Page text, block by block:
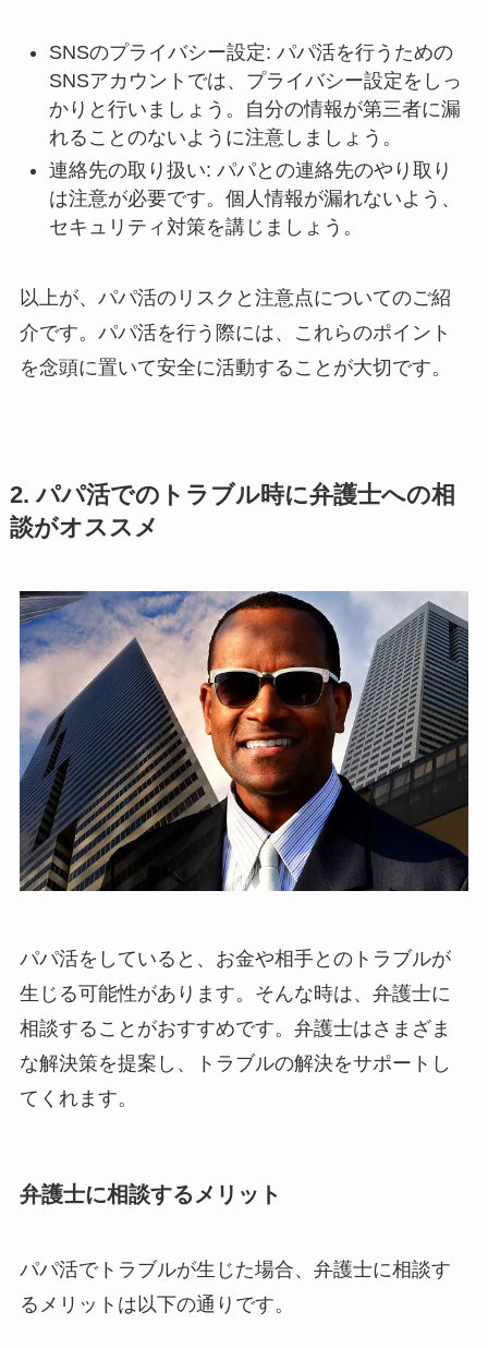
SNSのプライバシー設定: パパ活を行うための
SNSアカウントでは、プライバシー設定をしっ
かりと行いましょう。自分の情報が第三者に漏
れることのないように注意しましょう。
連絡先の取り扱い: パパとの連絡先のやり取り
は注意が必要です。個人情報が漏れないよう、
セキュリティ対策を講じましょう。
以上が、パパ活のリスクと注意点についてのご紹
介です。パパ活を行う際には、これらのポイント
を念頭に置いて安全に活動することが大切です。
2. パパ活でのトラブル時に弁護士への相
談がオススメ
パパ活をしていると、お金や相手とのトラブルが
生じる可能性があります。そんな時は、弁護士に
相談することがおすすめです。弁護士はさまざま
な解決策を提案し、トラブルの解決をサポートし
てくれます。
弁護士に相談するメリット
パパ活でトラブルが生じた場合、弁護士に相談す
るメリットは以下の通りです。